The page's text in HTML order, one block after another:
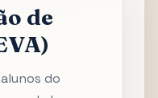
de
do